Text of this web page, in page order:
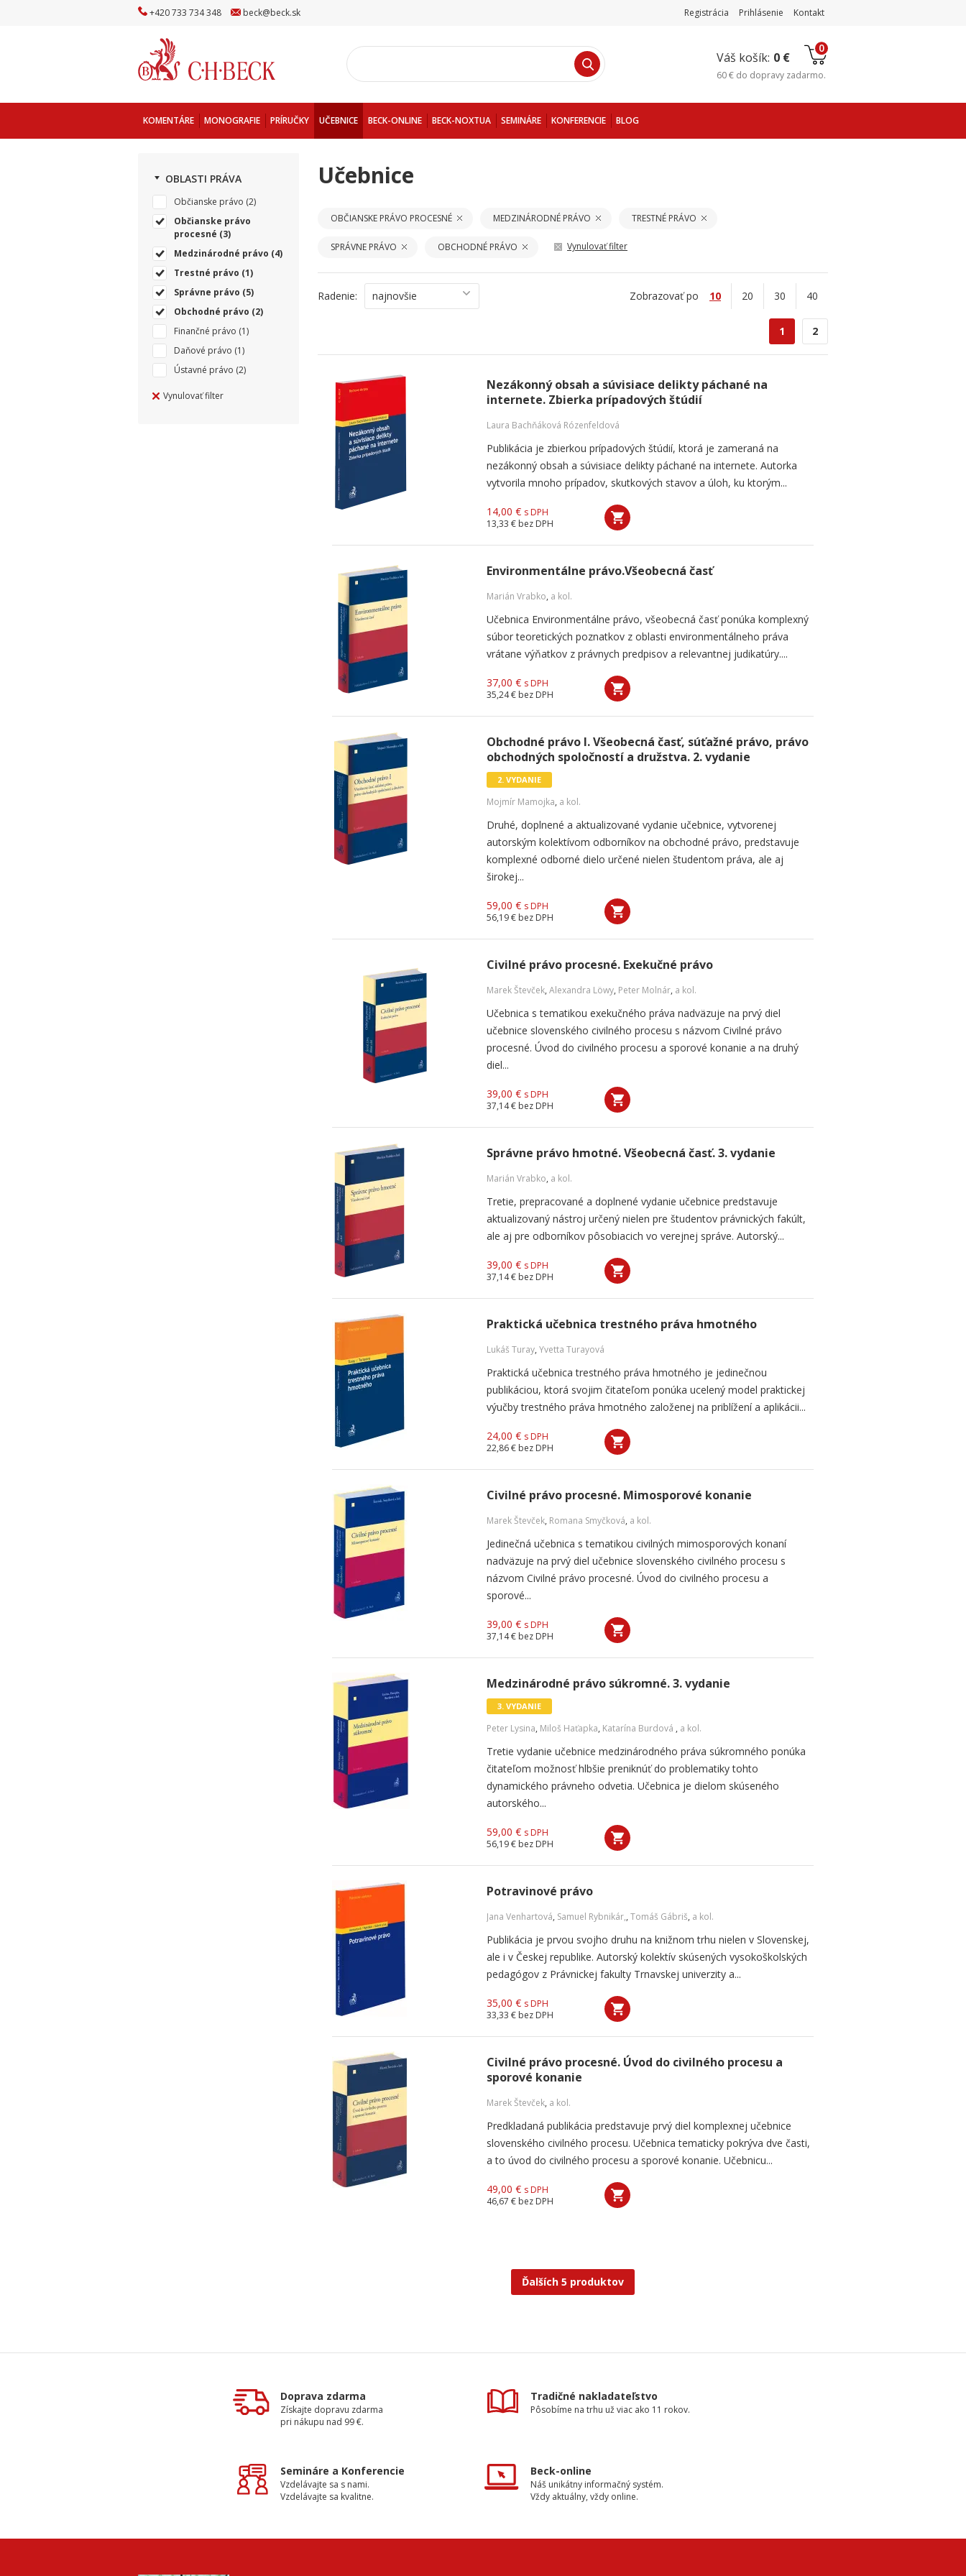
+420733 734348 beck@beck.sk Registrácia Prihlásenie Kontakt
Váš košík: 0 €
0
60 € do dopravy zadarmo.
KOMENTÁRE MONOGRAFIE PRÍRUČKY UČEBNICE BECK-ONLINE BECK-NOXTUA SEMINÁRE KONFERENCIE BLOG
OBLASTI PRÁVA
Občianske právo (2)
Občianske právo
procesné (3)
Medzinárodné právo (4)
Trestné právo (1)
Správne právo (5)
Obchodné právo (2)
Finančné právo (1)
Daňové právo (1)
Ústavné právo (2)
Vynulovať filter
Učebnice
OBČIANSKE PRÁVO PROCESNÉ MEDZINÁRODNÉ PRÁVO TRESTNÉ PRÁVO
SPRÁVNE PRÁVO OBCHODNÉ PRÁVO Vynulovať filter
Radenie: najnovšie Zobrazovať po 10 20 30 40
1 2
Nezákonný obsah a súvisiace delikty páchané na
internete. Zbierka prípadových štúdií
Laura Bachňáková Rózenfeldová
Publikácia je zbierkou prípadových štúdií, ktorá je zameraná na
nezákonný obsah a súvisiace delikty páchané na internete. Autorka
vytvorila mnoho prípadov, skutkových stavov a úloh, ku ktorým...
14,00 € s DPH
13,33 € bez DPH
Environmentálne právo.Všeobecná časť
Marián Vrabko, a kol.
Učebnica Environmentálne právo, všeobecná časť ponúka komplexný
súbor teoretických poznatkov z oblasti environmentálneho práva
vrátane výňatkov z právnych predpisov a relevantnej judikatúry....
37,00 € s DPH
35,24 € bez DPH
Obchodné právo I. Všeobecná časť, súťažné právo, právo
obchodných spoločností a družstva. 2. vydanie
2. VYDANIE
Mojmír Mamojka, a kol.
Druhé, doplnené a aktualizované vydanie učebnice, vytvorenej
autorským kolektívom odborníkov na obchodné právo, predstavuje
komplexné odborné dielo určené nielen študentom práva, ale aj
širokej...
59,00 € s DPH
56,19 € bez DPH
Civilné právo procesné. Exekučné právo
Marek Števček, Alexandra Löwy, Peter Molnár, a kol.
Učebnica s tematikou exekučného práva nadväzuje na prvý diel
učebnice slovenského civilného procesu s názvom Civilné právo
procesné. Úvod do civilného procesu a sporové konanie a na druhý
diel...
39,00 € s DPH
37,14 € bez DPH
Správne právo hmotné. Všeobecná časť. 3. vydanie
Marián Vrabko, a kol.
Tretie, prepracované a doplnené vydanie učebnice predstavuje
aktualizovaný nástroj určený nielen pre študentov právnických fakúlt,
ale aj pre odborníkov pôsobiacich vo verejnej správe. Autorský...
39,00 € s DPH
37,14 € bez DPH
Praktická učebnica trestného práva hmotného
Lukáš Turay, Yvetta Turayová
Praktická učebnica trestného práva hmotného je jedinečnou
publikáciou, ktorá svojim čitateľom ponúka ucelený model praktickej
výučby trestného práva hmotného založenej na priblížení a aplikácii...
24,00 € s DPH
22,86 € bez DPH
Civilné právo procesné. Mimosporové konanie
Marek Števček, Romana Smyčková, a kol.
Jedinečná učebnica s tematikou civilných mimosporových konaní
nadväzuje na prvý diel učebnice slovenského civilného procesu s
názvom Civilné právo procesné. Úvod do civilného procesu a
sporové...
39,00 € s DPH
37,14 € bez DPH
Medzinárodné právo súkromné. 3. vydanie
3. VYDANIE
Peter Lysina, Miloš Haťapka, Katarína Burdová , a kol.
Tretie vydanie učebnice medzinárodného práva súkromného ponúka
čitateľom možnosť hlbšie preniknúť do problematiky tohto
dynamického právneho odvetia. Učebnica je dielom skúseného
autorského...
59,00 € s DPH
56,19 € bez DPH
Potravinové právo
Jana Venhartová, Samuel Rybnikár,, Tomáš Gábriš, a kol.
Publikácia je prvou svojho druhu na knižnom trhu nielen v Slovenskej,
ale i v Českej republike. Autorský kolektív skúsených vysokoškolských
pedagógov z Právnickej fakulty Trnavskej univerzity a...
35,00 € s DPH
33,33 € bez DPH
Civilné právo procesné. Úvod do civilného procesu a
sporové konanie
Marek Števček, a kol.
Predkladaná publikácia predstavuje prvý diel komplexnej učebnice
slovenského civilného procesu. Učebnica tematicky pokrýva dve časti,
a to úvod do civilného procesu a sporové konanie. Učebnicu...
49,00 € s DPH
46,67 € bez DPH
Ďalších 5 produktov
Doprava zdarma
Získajte dopravu zdarma
pri nákupu nad 99 €.
Tradičné nakladateľstvo
Pôsobíme na trhu už viac ako 11 rokov.
Semináre a Konferencie
Vzdelávajte sa s nami.
Vzdelávajte sa kvalitne.
Beck-online
Náš unikátny informačný systém.
Vždy aktuálny, vždy online.